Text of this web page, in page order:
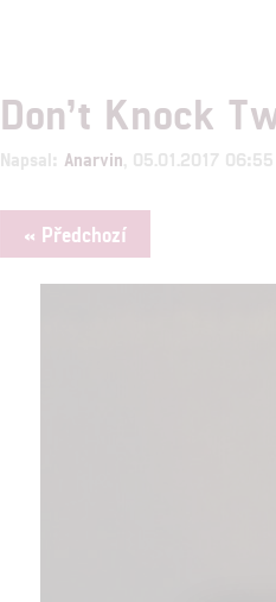
Don’t Knock
Napsal: Anarvin , 05.01.2017 06:55
« Předchozí